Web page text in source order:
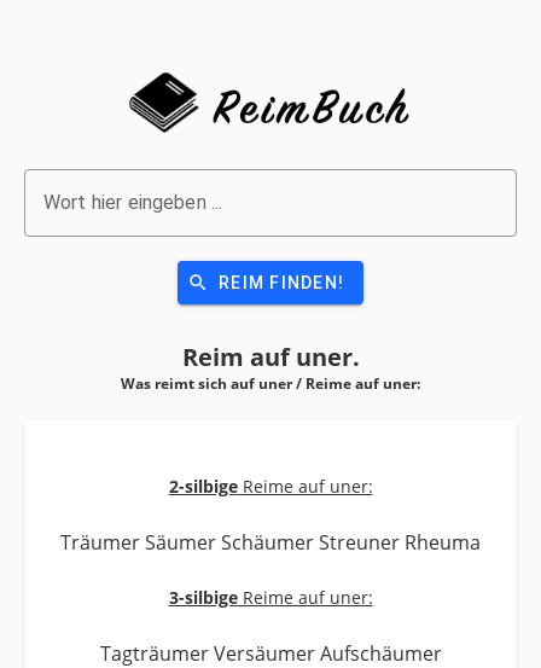
Wort hier eingeben ...
search REIM FINDEN!
Reim aufuner.
Was reimt sich auf uner / Reime auf uner:
2-silbigeReime auf uner:
Träumer Säumer Schäumer Streuner Rheuma
3-silbigeReime auf uner:
Tagträumer Versäumer Aufschäumer